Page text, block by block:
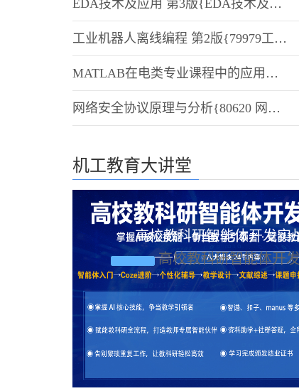
EDA技术及应用 第3版{EDA技术及应用ppt(最终版)}
工业机器人离线编程 第2版{79979工业机器人离线编程 第2版-教案}
MATLAB在电类专业课程中的应用——教程及实训 第2版{JD_80491《MATLAB在电类专业课程中的应用：教程及实训 第2版》_曹弋(习题解答)路乙达}
网络安全协议原理与分析{80620 网络安全协议原理与分析 资源}
机工教育大讲堂
高校教科研智能体开发实
高校教科研智能体开